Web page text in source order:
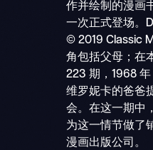
作并绘制的漫画
一次正式登场。
© 2019 Classic
角包括父母；在
223 期，1968 年
维罗妮卡的爸爸
会。在这一期中
为这一情节做了
漫画出版公司。